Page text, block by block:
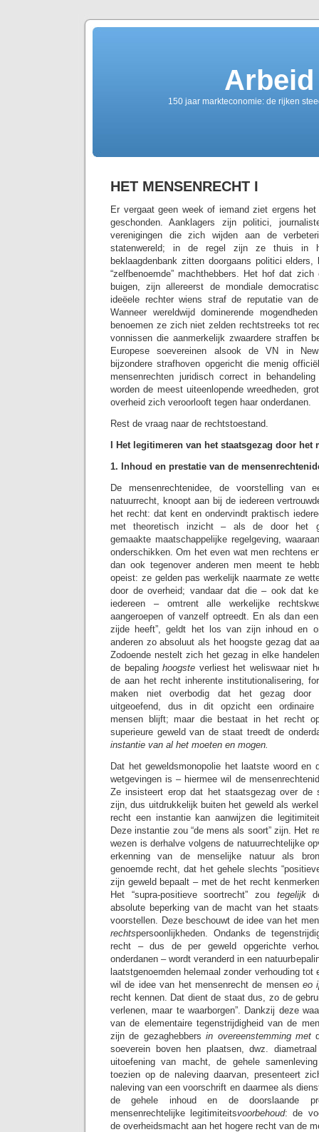
150 jaar markteconomie: de rijken
HET MENSENRECHT I
Er vergaat geen week of iemand ziet ergens
geschonden. Aanklagers zijn politici,
verenigingen die zich wijden aan de
statenwereld; in de regel zijn ze thuis in
beklaagdenbank zitten doorgaans politici elders,
“zelfbenoemde” machthebbers. Het hof dat
buigen, zijn allereerst de mondiale
ideëele rechter wiens straf de reputatie van
Wanneer wereldwijd dominerende
benoemen ze zich niet zelden rechtstreeks tot
vonnissen die aanmerkelijk zwaardere straffen
Europese soevereinen alsook de VN in
bijzondere strafhoven opgericht die menig
mensenrechten juridisch correct in
worden de meest uiteenlopende wreedheden,
overheid zich veroorlooft tegen haar onderdanen.
Rest de vraag naar de rechtstoestand.
I Het legitimeren van het staatsgezag door het
1. Inhoud en prestatie van de
De mensenrechtenidee, de voorstelling van
natuurrecht, knoopt aan bij de iedereen
het recht: dat kent en ondervindt praktisch
met theoretisch inzicht – als de door het
gemaakte maatschappelijke regelgeving,
onderschikken. Om het even wat men rechtens
dan ook tegenover anderen men meent te
opeist: ze gelden pas werkelijk naarmate ze
door de overheid; vandaar dat die – ook dat
iedereen – omtrent alle werkelijke
aangeroepen of vanzelf optreedt. En als dan
zijde heeft”, geldt het los van zijn inhoud en
anderen zo absoluut als het hoogste gezag dat
Zodoende nestelt zich het gezag in elke
de bepalinghoogste verliest het weliswaar niet
de aan het recht inherente institutionalisering,
maken niet overbodig dat het gezag door
uitgeoefend, dus in dit opzicht een ordinaire
mensen blijft; maar die bestaat in het recht
superieure geweld van de staat treedt de
instantie van al het moeten en mogen.
Dat het geweldsmonopolie het laatste woord en
wetgevingen is – hiermee wil de
Ze insisteert erop dat het staatsgezag over de
zijn, dus uitdrukkelijk buiten het geweld als
recht een instantie kan aanwijzen die
Deze instantie zou “de mens als soort” zijn. Het
wezen is derhalve volgens de natuurrechtelijke
erkenning van de menselijke natuur als
genoemde recht, dat het gehele slechts
zijn geweld bepaalt – met de het recht
Het “supra-positieve soortrecht” zou tegelijk
absolute beperking van de macht van het
voorstellen. Deze beschouwt de idee van het
rechtspersoonlijkheden. Ondanks de
recht – dus de per geweld opgerichte
onderdanen – wordt veranderd in een
laatstgenoemden helemaal zonder verhouding tot
wil de idee van het mensenrecht de menseneo
recht kennen. Dat dient de staat dus, zo de
verlenen, maar te waarborgen”. Dankzij deze
van de elementaire tegenstrijdigheid van de
zijn de gezaghebbersin overeenstemming met
soeverein boven hen plaatsen, dwz.
uitoefening van macht, de gehele
toezien op de naleving daarvan, presenteert
naleving van een voorschrift en daarmee als
de gehele inhoud en de doorslaande
mensenrechtelijke legitimiteitsvoorbehoud: de
de overheidsmacht aan het hogere recht van de